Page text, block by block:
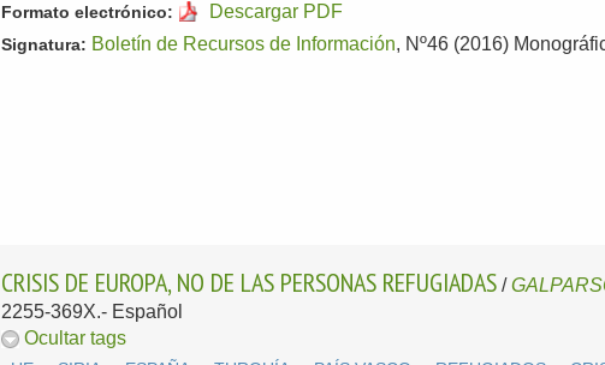
Formato electrónico: Descargar PDF
Signatura: Boletín de Recursos de Información, Nº46 (2016)
CRISIS DE EUROPA, NO DE LAS PERSONAS REFUGIADAS /
2255-369X.- Español
Ocultar tags